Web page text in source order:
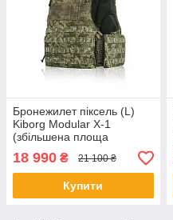
Бронежилет піксель (L)
Kiborg Modular X-1
(збільшена площа
захисту) з балістичним
пакетом Militex, 2 клас
18 990 ₴ 21 100 ₴
Купити